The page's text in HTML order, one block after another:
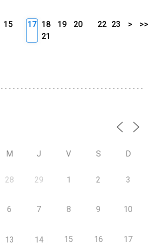
15
17 18 19
20
21
22 23 > >>
M J V S D
28 29 1 2 3
6 7 8 9 10
13 14 15 16 17